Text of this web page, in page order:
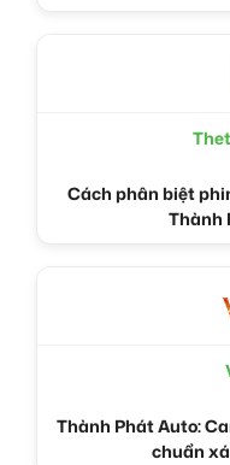
Cách phân biệt
Thành
Thành Phát Auto:
chuẩn